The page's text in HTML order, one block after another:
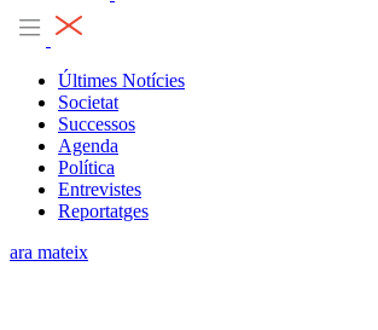
Últimes Notícies
Societat
Successos
Agenda
Política
Entrevistes
Reportatges
ara mateix